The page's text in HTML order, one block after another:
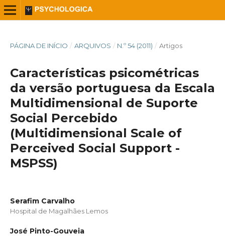
PÁGINA DE INÍCIO / ARQUIVOS / N.º 54 (2011) / Artigos
Características psicométricas
da versão portuguesa da Escala
Multidimensional de Suporte
Social Percebido
(Multidimensional Scale of
Perceived Social Support -
MSPSS)
Serafim Carvalho
Hospital de Magalhães Lemos
José Pinto-Gouveia